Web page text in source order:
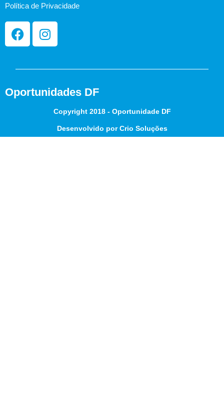
Política de Privacidade
Oportunidades DF
Copyright 2018 - Oportunidade DF
Desenvolvido por Crio Soluções